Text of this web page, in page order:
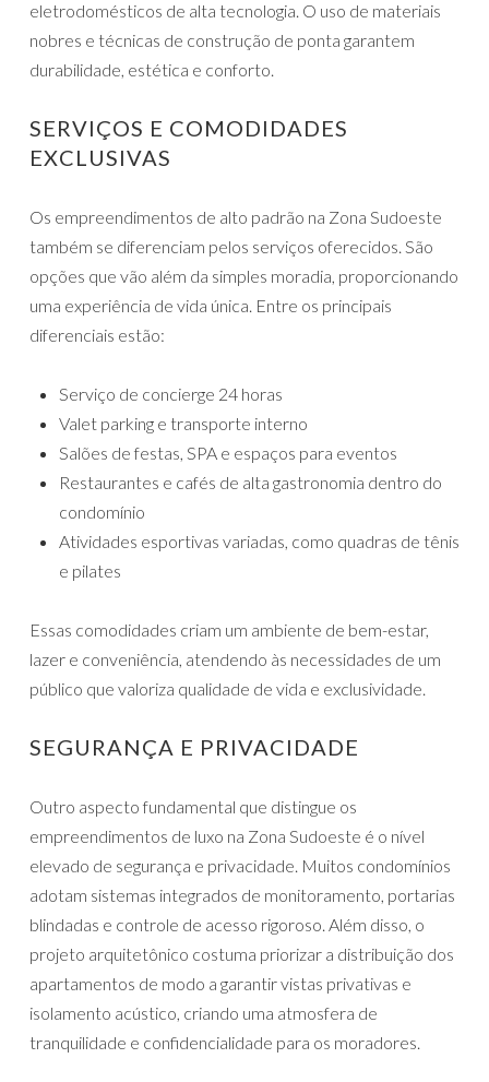
eletrodomésticos de alta tecnologia. O uso de materiais
nobres e técnicas de construção de ponta garantem
durabilidade, estética e conforto.
SERVIÇOS E COMODIDADES
EXCLUSIVAS
Os empreendimentos de alto padrão na Zona Sudoeste
também se diferenciam pelos serviços oferecidos. São
opções que vão além da simples moradia, proporcionando
uma experiência de vida única. Entre os principais
diferenciais estão:
Serviço de concierge 24 horas
Valet parking e transporte interno
Salões de festas, SPA e espaços para eventos
Restaurantes e cafés de alta gastronomia dentro do
condomínio
Atividades esportivas variadas, como quadras de tênis
e pilates
Essas comodidades criam um ambiente de bem-estar,
lazer e conveniência, atendendo às necessidades de um
público que valoriza qualidade de vida e exclusividade.
SEGURANÇA E PRIVACIDADE
Outro aspecto fundamental que distingue os
empreendimentos de luxo na Zona Sudoeste é o nível
elevado de segurança e privacidade. Muitos condomínios
adotam sistemas integrados de monitoramento, portarias
blindadas e controle de acesso rigoroso. Além disso, o
projeto arquitetônico costuma priorizar a distribuição dos
apartamentos de modo a garantir vistas privativas e
isolamento acústico, criando uma atmosfera de
tranquilidade e confidencialidade para os moradores.